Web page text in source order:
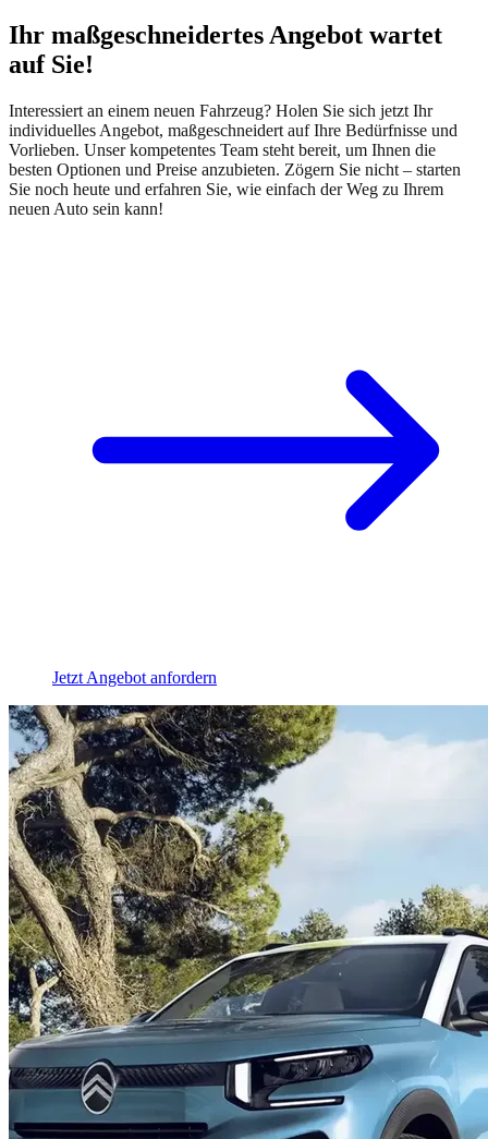
Ihr maßgeschneidertes Angebot wartet
auf Sie!
Interessiert an einem neuen Fahrzeug? Holen Sie sich jetzt Ihr
individuelles Angebot, maßgeschneidert auf Ihre Bedürfnisse und
Vorlieben. Unser kompetentes Team steht bereit, um Ihnen die
besten Optionen und Preise anzubieten. Zögern Sie nicht – starten
Sie noch heute und erfahren Sie, wie einfach der Weg zu Ihrem
neuen Auto sein kann!
Jetzt Angebot anfordern